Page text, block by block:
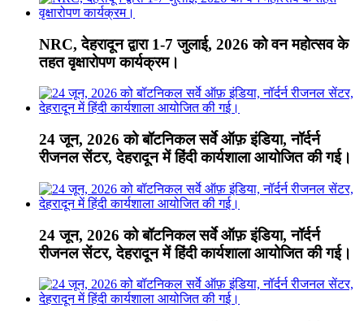
NRC, देहरादून द्वारा 1-7 जुलाई, 2026 को वन महोत्सव के
तहत वृक्षारोपण कार्यक्रम।
24 जून, 2026 को बॉटनिकल सर्वे ऑफ़ इंडिया, नॉर्दर्न
रीजनल सेंटर, देहरादून में हिंदी कार्यशाला आयोजित की गई।
24 जून, 2026 को बॉटनिकल सर्वे ऑफ़ इंडिया, नॉर्दर्न
रीजनल सेंटर, देहरादून में हिंदी कार्यशाला आयोजित की गई।